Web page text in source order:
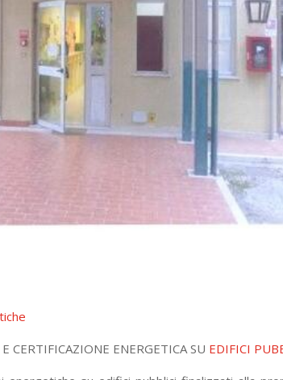
ENERGETICA SU EDIFICI